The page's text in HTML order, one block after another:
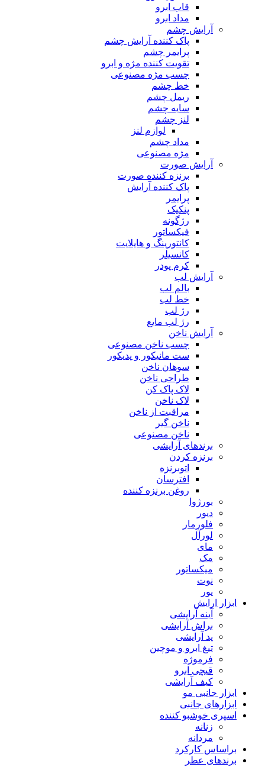
قاب ابرو
مداد ابرو
آرایش چشم
پاک کننده آرایش چشم
پرایمر چشم
تقویت کننده مژه و ابرو
چسب مژه مصنوعی
خط چشم
ریمل چشم
سایه چشم
لنز چشم
لوازم لنز
مداد چشم
مژه مصنوعی
آرایش صورت
برنزه کننده صورت
پاک کننده آرایش
پرایمر
پنکیک
رژگونه
فیکساتور
کانتورینگ و هایلایت
کانسیلر
کرم پودر
آرایش لب
بالم لب
خط لب
رژ لب
رژ لب مایع
آرایش ناخن
چسب ناخن مصنوعی
ست مانیکور و پدیکور
سوهان ناخن
طراحی ناخن
لاک پاک کن
لاک ناخن
مراقبت از ناخن
ناخن گیر
ناخن مصنوعی
برندهای آرایشی
برنزه کردن
اتوبرنزه
افترسان
روغن برنزه کننده
بورژوا
دیور
فلورمار
لورآل
مای
مک
میکساتور
نوت
یور
ابزار ارایش
آینه آرایشی
براش آرایشی
پد آرایشی
تیغ ابرو و موچین
فرموژه
قیچی ابرو
کیف آرایشی
ابزار جانبی مو
ابزارهای جانبی
اسپری خوشبو کننده
زنانه
مردانه
براساس کارکرد
برندهای عطر